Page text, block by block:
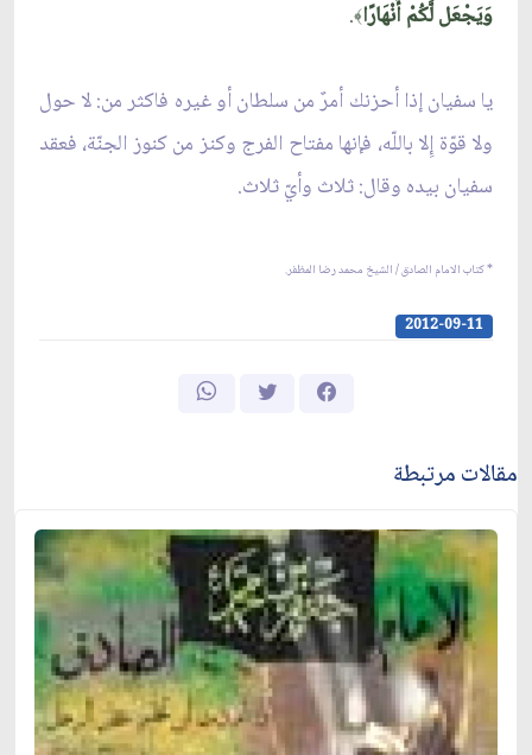
وَيَجْعَل لَّكُمْ أَنْهَارًا﴾.
يا سفيان إذا أحزنك أمرٌ من سلطان أو غيره فاكثر من: لا حول
ولا قوّة إِلا باللّه، فإنها مفتاح الفرج وكنز من كنوز الجنّة، فعقد
سفيان بيده وقال: ثلاث وأيّ ثلاث.
* كتاب الامام الصادق / الشيخ محمد رضا المظفر.
2012-09-11
مقالات مرتبطة